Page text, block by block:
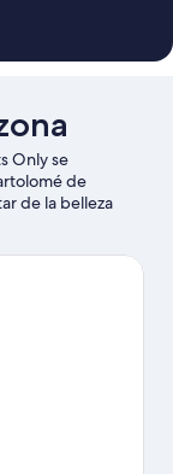
Only se
de
de la belleza
del Mar, o
botánico de